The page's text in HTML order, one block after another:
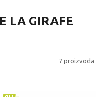
LA GIRAFE
7 proizvoda